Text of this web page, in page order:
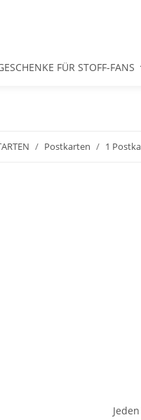
FÜR STOFF-FANS
Postkarten 1